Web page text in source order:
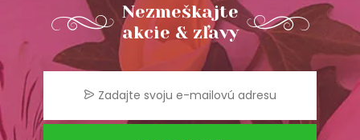
Nezmeškajte
akcie & zľavy